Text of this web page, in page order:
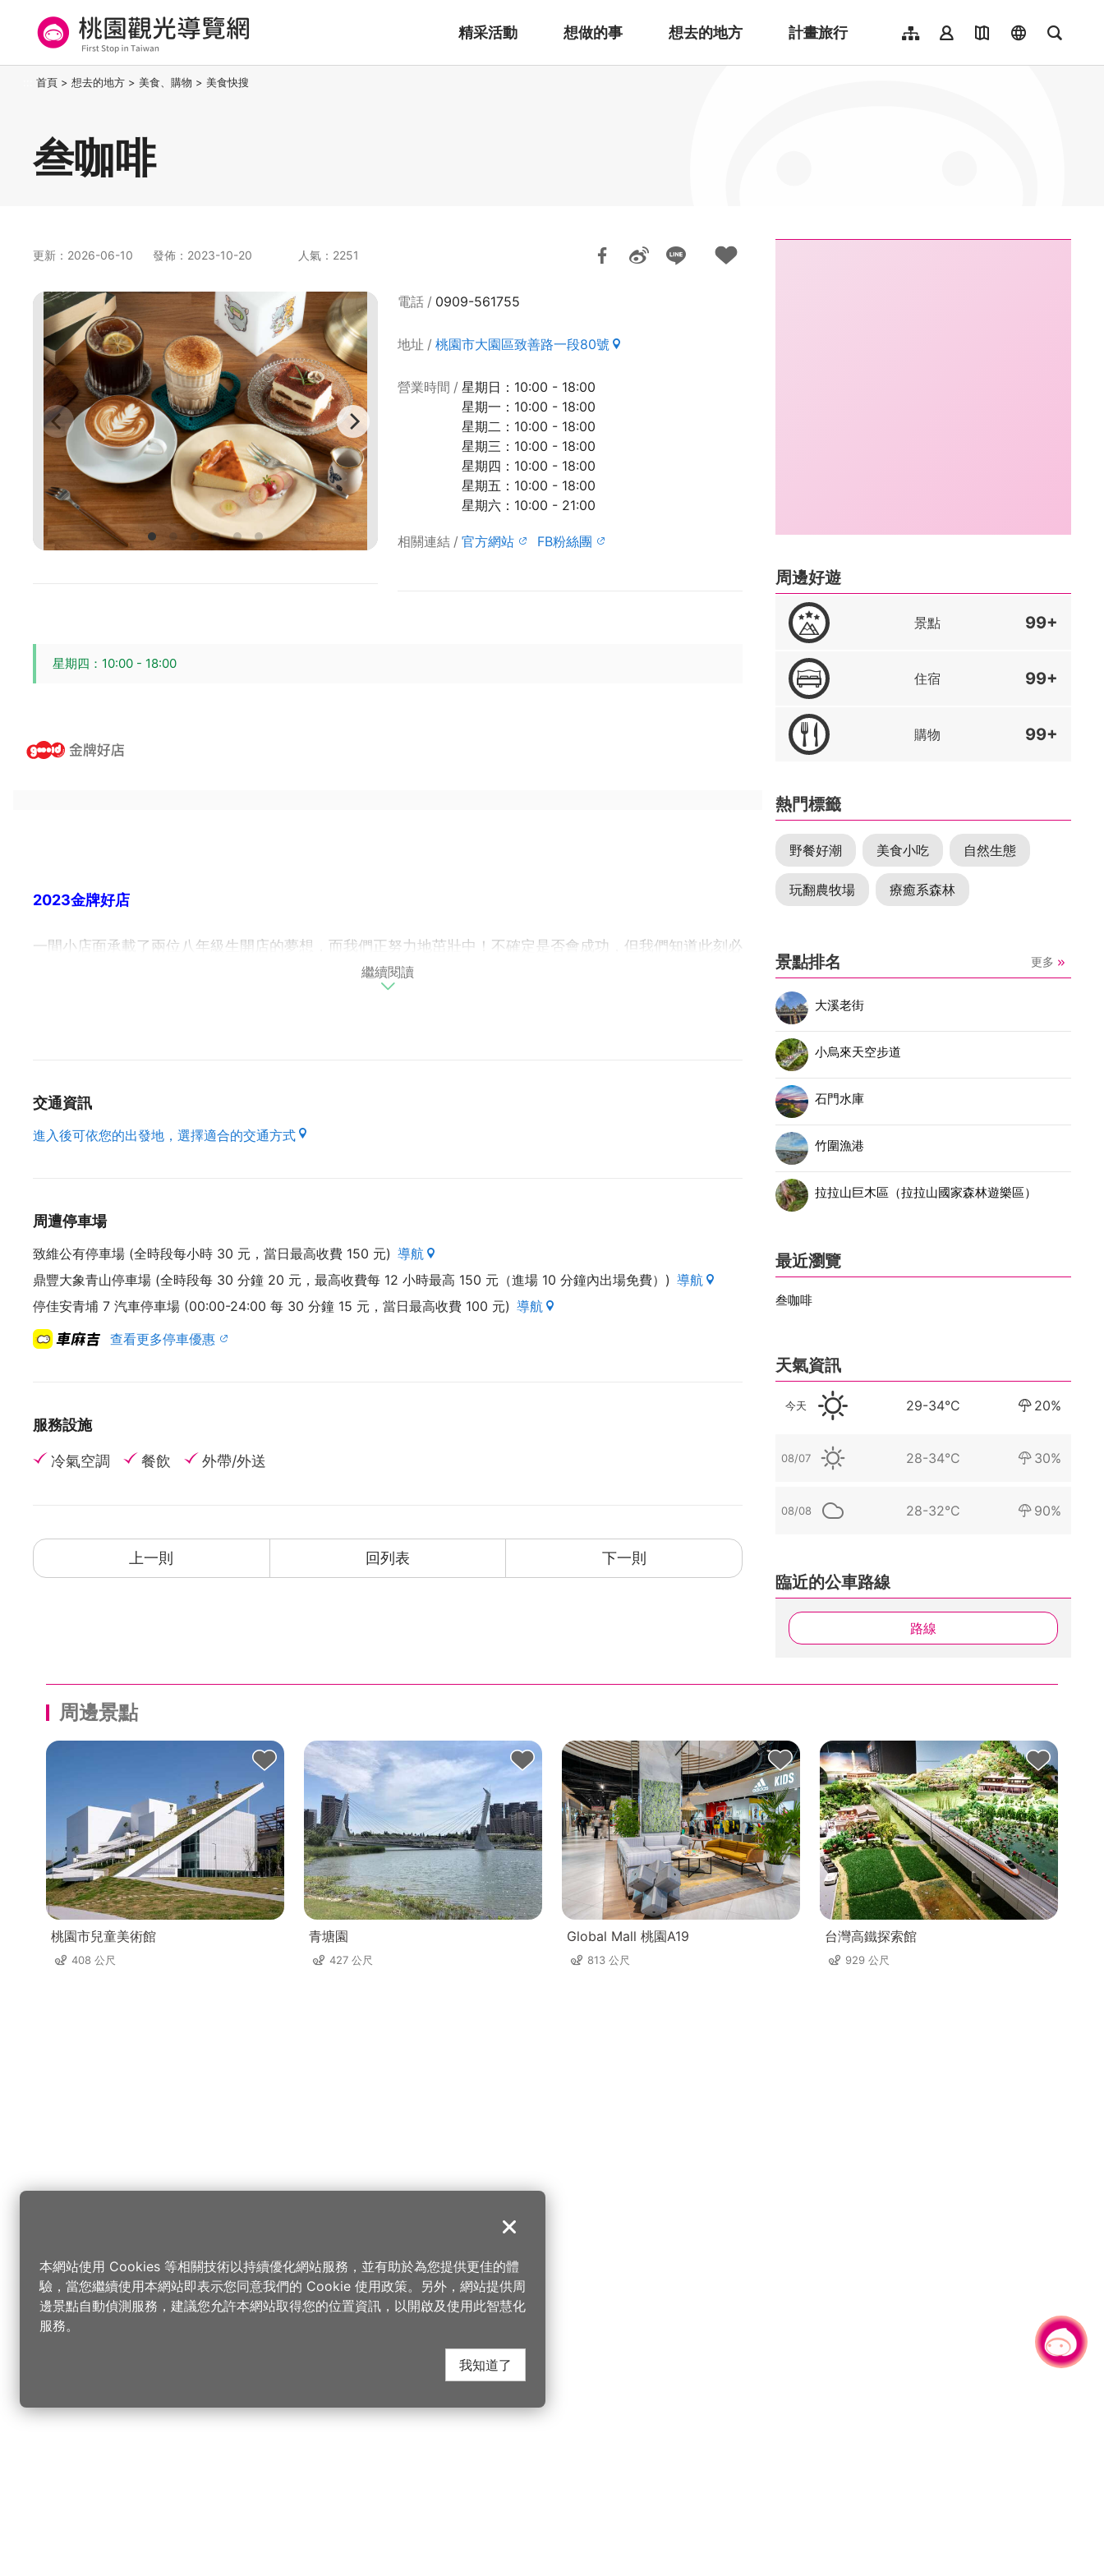
要
桃園觀光導覽網
精采活動 想做的事 想去的地方 計畫旅行
網站導覽會員登入地圖導覽language全文檢
首頁 > 想去的地方 > 美食、購物 > 美食快搜
叁咖啡
更新：2026-06-10 發佈：2023-10-20 人氣：2251
電話 0909-561755
地址 桃園市大園區致善路一段80號
營業時間
星期日：10:00 - 18:00
星期一：10:00 - 18:00
星期二：10:00 - 18:00
星期三：10:00 - 18:00
星期四：10:00 - 18:00
星期五：10:00 - 18:00
星期六：10:00 - 21:00
相關連結 官方網站 FB粉絲團
星期四：10:00 - 18:00
2023金牌好店
一間小店面承載了兩位八年級生開店的夢想，而我們正努力地茁壯中！不確定是否會成功，但我們知道此刻必
開店過程中，總想著如何讓店裡店外都使人輕鬆自在，所以常把自己放進這舒適的空間，感受一下並說出「好
放鬆喔！」，那這裡應該可以讓人有種雖是初次到來但又莫名熟悉的老朋友感吧~
蛋糕佐上日本鮮奶油，濃郁茶香及清爽不膩的口感，再好不過了~
可求的非賣品！
人家有山有海 我們有叁有溪 謝謝大家
繼續閱讀
交通資訊
進入後可依您的出發地，選擇適合的交通方式
周遭停車場
致維公有停車場 (全時段每小時 30 元，當日最高收費 150 元) 導航
鼎豐大象青山停車場 (全時段每 30 分鐘 20 元，最高收費每 12 小時最高 150 元（進場 10 分鐘內出場免費）) 導航
停佳安青埔 7 汽車停車場 (00:00-24:00 每 30 分鐘 15 元，當日最高收費 100 元) 導航
查看更多停車優惠
服務設施
冷氣空調 餐飲 外帶/外送
上一則 回列表 下一則
:::
周邊好遊
景點 99+
住宿 99+
購物 99+
熱門標籤
野餐好潮 美食小吃 自然生態
玩翻農牧場 療癒系森林
景點排名 更多
大溪老街
小烏來天空步道
石門水庫
竹圍漁港
拉拉山巨木區（拉拉山國家森林遊樂區）
最近瀏覽
叁咖啡
天氣資訊
今天 29-34°C 20%
08/07 28-34°C 30%
08/08 28-32°C 90%
臨近的公車路線
路線
周邊景點
桃園市兒童美術館
408 公尺
青塘園
427 公尺
Global Mall 桃園A19
813 公尺
台灣高鐵探索館
929 公尺
關閉
本網站使用 Cookies 等相關技術以持續優化網站服務，並有助於為您提供更佳的體
驗，當您繼續使用本網站即表示您同意我們的 Cookie 使用政策。另外，網站提供周
邊景點自動偵測服務，建議您允許本網站取得您的位置資訊，以開啟及使用此智慧化
服務。
我知道了